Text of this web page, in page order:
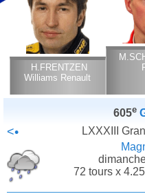
H.FRENTZEN
Williams Renault
605e
<• LXXXIII
72 tours x